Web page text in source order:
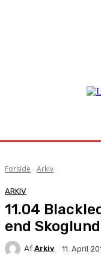
Forside Arkiv
ARKIV
11.04
end Skoglund
Af Arkiv 11. April